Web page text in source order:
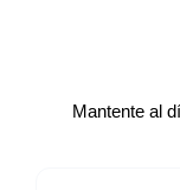
Mantente al